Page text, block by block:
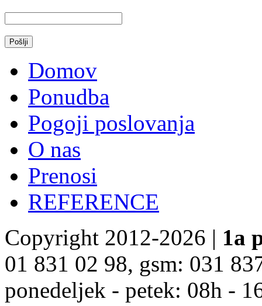
Domov
Ponudba
Pogoji poslovanja
O nas
Prenosi
REFERENCE
Copyright 2012-2026 | 1a
01 831 02 98, gsm: 031
ponedeljek - petek: 08h -